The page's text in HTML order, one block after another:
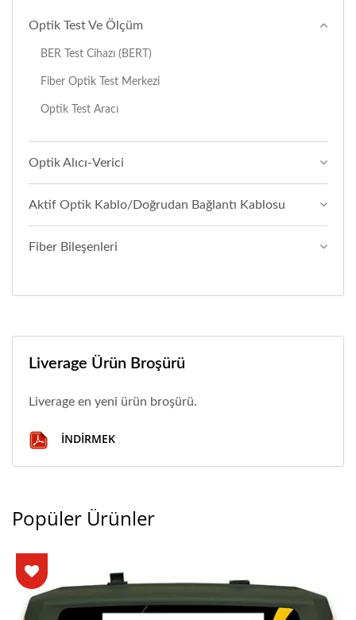
Optik Test Ve Ölçüm
BER Test Cihazı (BERT)
Fiber Optik Test Merkezi
Optik Test Aracı
Optik Alıcı-Verici
Aktif Optik Kablo/Doğrudan Bağlantı Kablosu
Fiber Bileşenleri
Liverage Ürün Broşürü
Liverage en yeni ürün broşürü.
İNDIRMEK
Popüler Ürünler